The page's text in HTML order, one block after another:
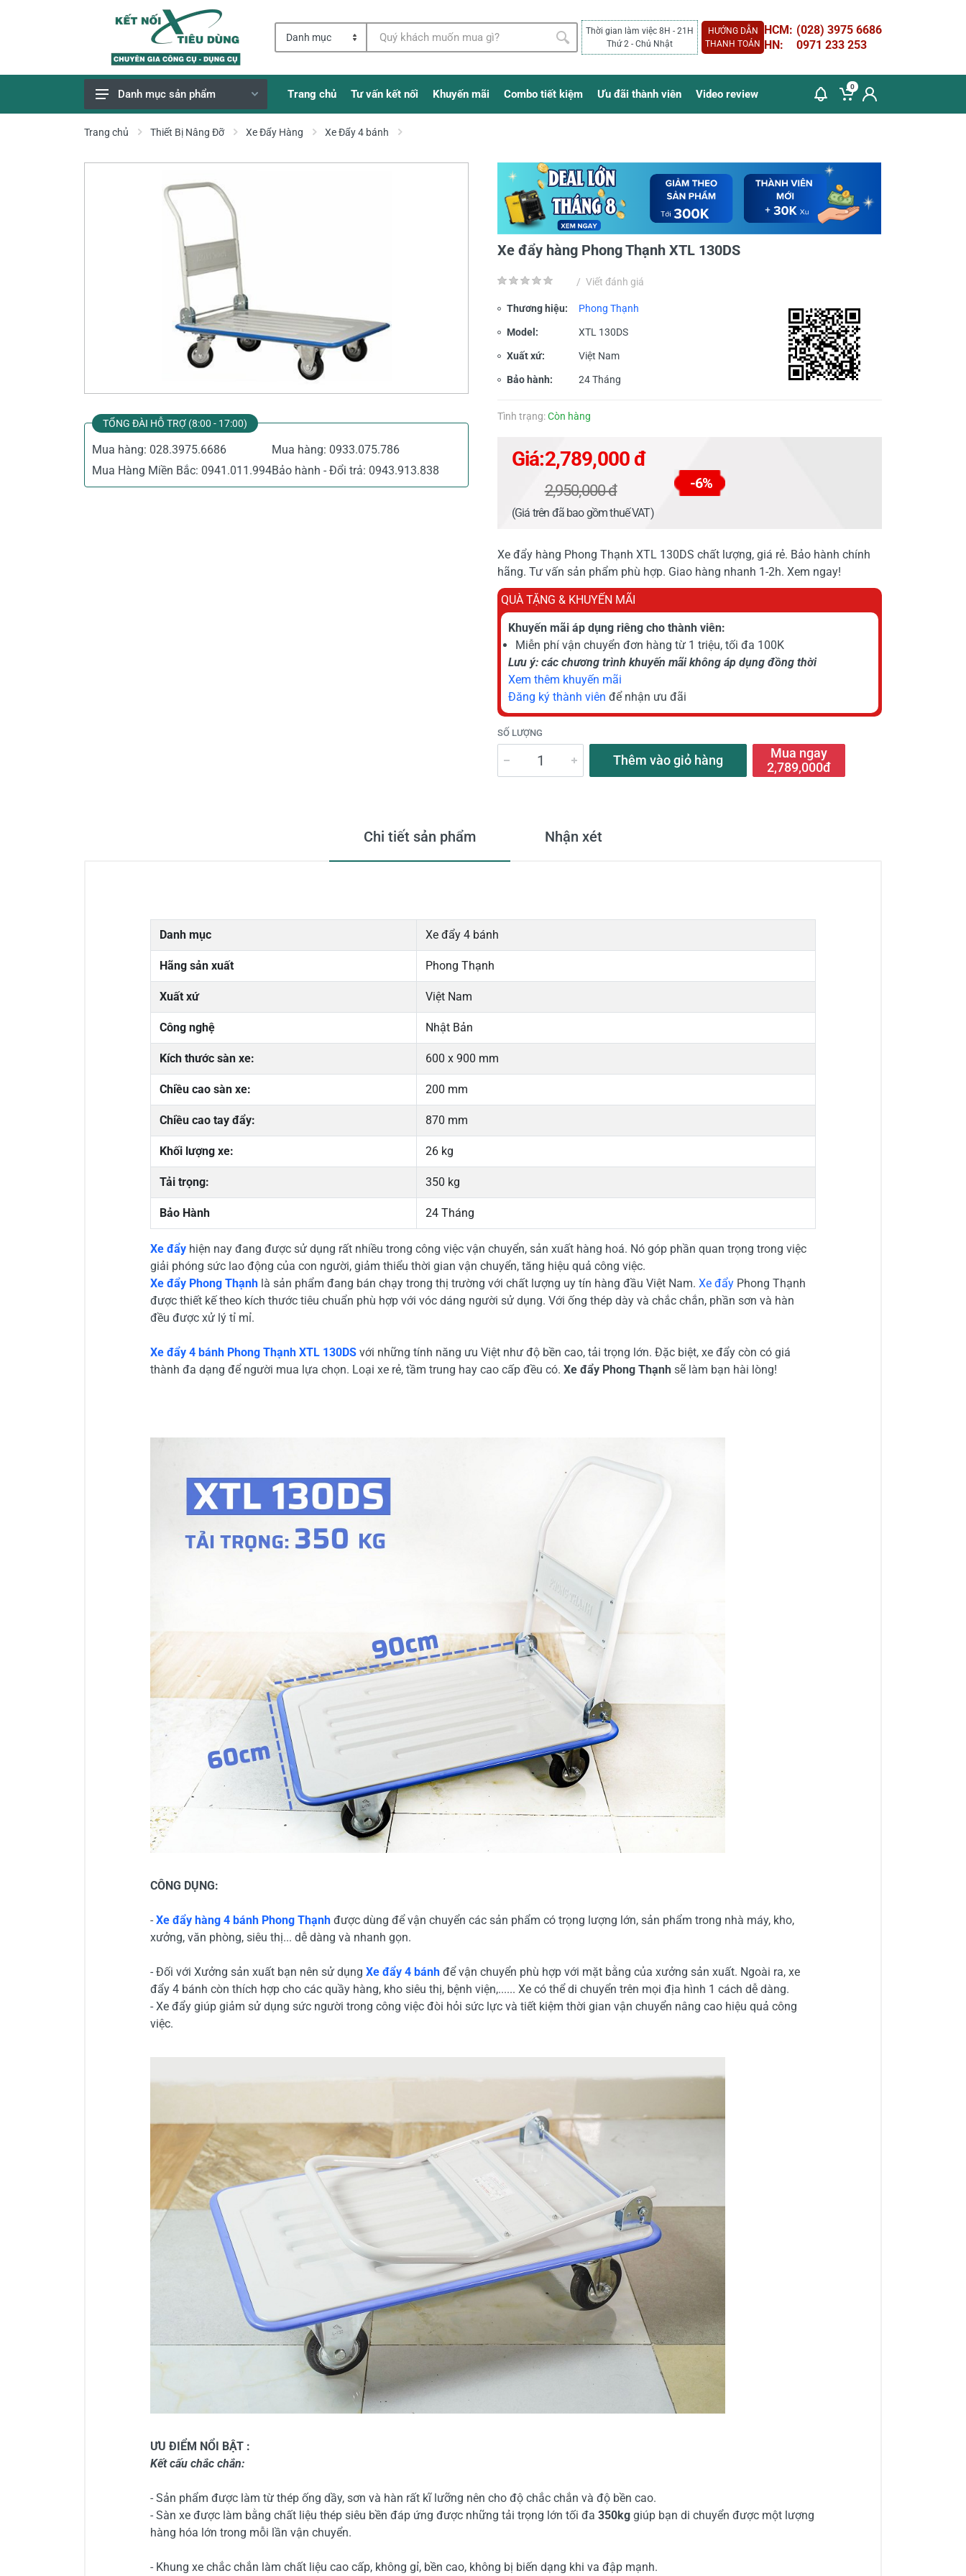
Thời gian làm việc 8H - 21H
Thứ 2 - Chủ Nhật
HƯỚNG DẪN
THANH TOÁN
HCM: (028) 3975 6686
HN:
0971 233 253
Giao Hàng Miễn Phí
Phụ Tùng, Linh Kiện
Máy Hàn & Phụ Kiện
Danh mục sản phẩm Trang chủ Tư vấn kết nối Khuyến mãi Combo tiết kiệm Ưu đãi thành viên Video review
0
Trang chủ Thiết Bị Nâng Đỡ Xe Đẩy Hàng Xe Đẩy 4 bánh
TỔNG ĐÀI HỖ TRỢ (8:00 - 17:00)
Mua hàng: 028.3975.6686 Mua hàng: 0933.075.786
Mua Hàng Miền Bắc: 0941.011.994Bảo hành - Đổi trả: 0943.913.838
Xe đẩy hàng Phong Thạnh XTL 130DS
/ Viết đánh giá
Thương hiệu: Phong Thạnh
Model: XTL 130DS
Xuất xứ: Việt Nam
Bảo hành: 24 Tháng
Tình trạng:Còn hàng
Giá:2,789,000 đ
2,950,000 đ -6%
(Giá trên đã bao gồm thuế VAT)
Xe đẩy hàng Phong Thạnh XTL 130DS chất lượng, giá rẻ. Bảo hành chính
hãng. Tư vấn sản phẩm phù hợp. Giao hàng nhanh 1-2h. Xem ngay!
QUÀ TẶNG & KHUYẾN MÃI
Khuyến mãi áp dụng riêng cho thành viên:
Miễn phí vận chuyển đơn hàng từ 1 triệu, tối đa 100K
Lưu ý: các chương trình khuyến mãi không áp dụng đồng thời
Xem thêm khuyến mãi
Đăng ký thành viên để nhận ưu đãi
SỐ LƯỢNG
Thêm vào giỏ hàng
Mua ngay
2,789,000đ
Chi tiết sản phẩm Nhận xét
Danh mục Xe đẩy 4 bánh
Hãng sản xuất Phong Thạnh
Xuất xứ Việt Nam
Công nghệ Nhật Bản
Kích thước sàn xe: 600 x 900 mm
Chiều cao sàn xe: 200 mm
Chiều cao tay đẩy: 870 mm
Khối lượng xe: 26 kg
Tải trọng: 350 kg
Bảo Hành 24 Tháng
Xe đẩy hiện nay đang được sử dụng rất nhiều trong công việc vận chuyển, sản xuất hàng hoá. Nó góp phần quan trọng trong việc
giải phóng sức lao động của con người, giảm thiểu thời gian vận chuyển, tăng hiệu quả công việc.
Xe đẩy Phong Thạnh là sản phẩm đang bán chạy trong thị trường với chất lượng uy tín hàng đầu Việt Nam. Xe đẩy Phong Thạnh
được thiết kế theo kích thước tiêu chuẩn phù hợp với vóc dáng người sử dụng. Với ống thép dày và chắc chắn, phần sơn và hàn
đều được xử lý tỉ mỉ.
Xe đẩy 4 bánh Phong Thạnh XTL 130DS với những tính năng ưu Việt như độ bền cao, tải trọng lớn. Đặc biệt, xe đẩy còn có giá
thành đa dạng để người mua lựa chọn. Loại xe rẻ, tầm trung hay cao cấp đều có. Xe đẩy Phong Thạnh sẽ làm bạn hài lòng!
CÔNG DỤNG:
- Xe đẩy hàng 4 bánh Phong Thạnh được dùng để vận chuyển các sản phẩm có trọng lượng lớn, sản phẩm trong nhà máy, kho,
xưởng, văn phòng, siêu thị... dễ dàng và nhanh gọn.
- Đối với Xưởng sản xuất bạn nên sử dụng Xe đẩy 4 bánh để vận chuyển phù hợp với mặt bằng của xưởng sản xuất. Ngoài ra, xe
đẩy 4 bánh còn thích hợp cho các quầy hàng, kho siêu thị, bệnh viện,...... Xe có thể di chuyển trên mọi địa hình 1 cách dễ dàng.
- Xe đẩy giúp giảm sử dụng sức người trong công việc đòi hỏi sức lực và tiết kiệm thời gian vận chuyển nâng cao hiệu quả công
việc.
ƯU ĐIỂM NỔI BẬT :
Kết cấu chắc chắn:
- Sản phẩm được làm từ thép ống dầy, sơn và hàn rất kĩ lưỡng nên cho độ chắc chắn và độ bền cao.
- Sàn xe được làm bằng chất liệu thép siêu bền đáp ứng được những tải trọng lớn tối đa 350kg giúp bạn di chuyển được một lượng
hàng hóa lớn trong mỗi lần vận chuyển.
- Khung xe chắc chắn làm chất liệu cao cấp, không gỉ, bền cao, không bị biến dạng khi va đập mạnh.